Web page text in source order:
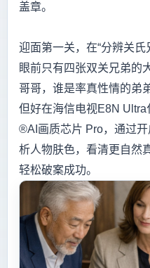
盖章。
迎面第一关，在“分辨关氏
眼前只有四张双关兄弟的
哥哥，谁是率真性情的弟
但好在海信电视E8N Ultra
®AI画质芯片 Pro，通过
析人物肤色，看清更自然
轻松破案成功。